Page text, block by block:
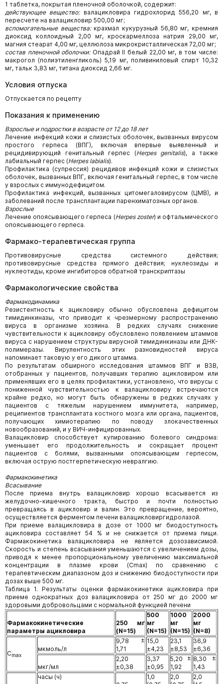
1 таблетка, покрытая пленочной оболочкой, содержит:
действующее вещество:валацикловира гидрохлорид 556,20 мг, в
пересчете на валацикловир 500,00 мг;
вспомогательные вещества:крахмал кукурузный 56,80 мг, кремния
диоксид коллоидный 2,00 мг, кроскармеллоза натрия 29,00 мг,
магния стеарат 4,00 мг, целлюлоза микрокристаллическая 72,00 мг;
состав пленочной оболочки:Опадрай II белый 22,00 мг, в том числе:
макрогол (полиэтиленгликоль) 5,19 мг, поливиниловый спирт 10,32
мг, тальк 3,83 мг, титана диоксид 2,66 мг.
Условия отпуска
Отпускается по рецепту
Показания к применению
Взрослые и подростки в возрасте от 12 до 18 лет
Лечение инфекций кожи и слизистых оболочек, вызванных вирусом
простого герпеса (ВПГ), включая впервые выявленный и
рецидивирующий генитальный герпес (Herpes genitalis), а также
лабиальный герпес (Herpes labialis).
Профилактика (супрессия) рецидивов инфекций кожи и слизистых
оболочек, вызванных ВПГ, включая генитальный герпес, в том числе
у взрослых с иммунодефицитом.
Профилактика инфекций, вызванных цитомегаловирусом (ЦМВ), и
заболеваний после трансплантации паренхиматозных органов.
Взрослые
Лечение опоясывающего герпеса (Herpes zoster) и офтальмического
опоясывающего герпеса.
Фармако-терапевтическая группа
Противовирусные средства системного действия;
противовирусные средства прямого действия; нуклеозиды и
нуклеотиды, кроме ингибиторов обратной транскриптазы
Фармакологические свойства
Фармакодинамика
Резистентность к ацикловиру обычно обусловлена дефицитом
тимидинкиназы, что приводит к чрезмерному распространению
вируса в организме хозяина. В редких случаях снижение
чувствительности к ацикловиру обусловлено появлением штаммов
вируса с нарушением структуры вирусной тимидинкиназы или ДНК-
полимеразы. Вирулентность этих разновидностей вируса
напоминает таковую у его дикого штамма.
По результатам обширного исследования штаммов ВПГ и ВЗВ,
отобранных у пациентов, получавших терапию ацикловиром или
применявших его в целях профилактики, установлено, что вирусы с
пониженной чувствительностью к валацикловиру встречаются
крайне редко, но могут быть обнаружены в редких случаях у
пациентов с тяжелым нарушением иммунитета, например,
реципиентов трансплантата костного мозга или органа, пациентов,
получающих химиотерапию по поводу злокачественных
новообразований, и у ВИЧ-инфицированных.
Валацикловир способствует купированию болевого синдрома:
уменьшает его продолжительность и сокращает процент
пациентов с болями, вызванными опоясывающим герпесом,
включая острую постгерпетическую невралгию.
Фармакокинетика
Всасывание
После приема внутрь валацикловир хорошо всасывается из
желудочно-кишечного тракта, быстро и почти полностью
превращаясь в ацикловир и валин. Это превращение, вероятно,
осуществляется ферментом печени валацикловиргидролазой.
При приеме валацикловира в дозе от 1000 мг биодоступность
ацикловира составляет 54 % и не снижается от приема пищи.
Фармакокинетика валацикловира не является дозозависимой.
Скорость и степень всасывания уменьшаются с увеличением дозы,
приводя к менее пропорциональному увеличению максимальной
концентрации в плазме крови (Сmах) по сравнению с
терапевтическим диапазоном доз и снижению биодоступности при
дозах выше 500 мг.
Таблица 1. Результаты оценки фармакокинетики ацикловира при
приеме однократных доз валацикловира от 250 мг до 2000 мг
здоровыми добровольцами с нормальной функцией печени
Фармакокинетические
параметры ацикловира
250 мг
(N=15)
500
мг
(N=15)
1000
мг
(N=15)
2000
мг
(N=8)
Сmах
мкмоль/л
9,78 ±
1,71
15,0
±4,23
23,1
±8,53
36,9
±6,36
мкг/мл
2,20
±0,38
3,37
±0,95
5,20 ±
1,92
8,30 ±
1,43
часы (ч)
1,0
2,0
2,0